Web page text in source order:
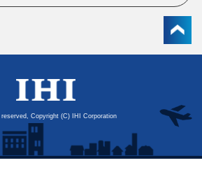
Copyright (C) IHI Corporation